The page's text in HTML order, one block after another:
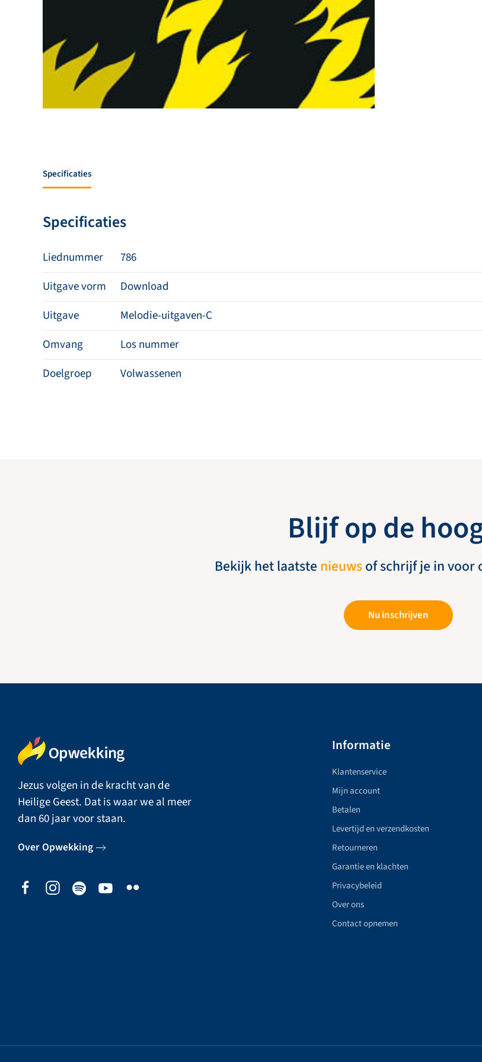
Specificaties
Specificaties
Liednummer
786
Uitgave vorm
Download
Uitgave
Melodie-uitgaven-C
Omvang
Los nummer
Doelgroep
Volwassenen
Blijf op de
Bekijk het laatste nieuwsof schrijf je in voor
Nu inschrijven
Jezus volgen in de kracht van de
Heilige Geest. Dat is waar we al meer
dan 60 jaar voor staan.
Over Opwekking
Informatie
Klantenservice
Mijn account
Betalen
Levertijd en verzendkosten
Retourneren
Garantie en klachten
Privacybeleid
Over ons
Contact opnemen